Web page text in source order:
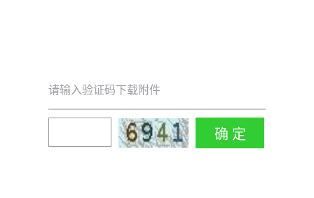
请输入验证码下载附件